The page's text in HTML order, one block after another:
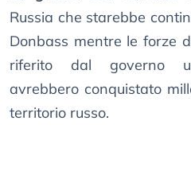
Russia che starebbe
Donbass mentre le forze
riferito dal governo
avrebbero conquistato
territorio russo.